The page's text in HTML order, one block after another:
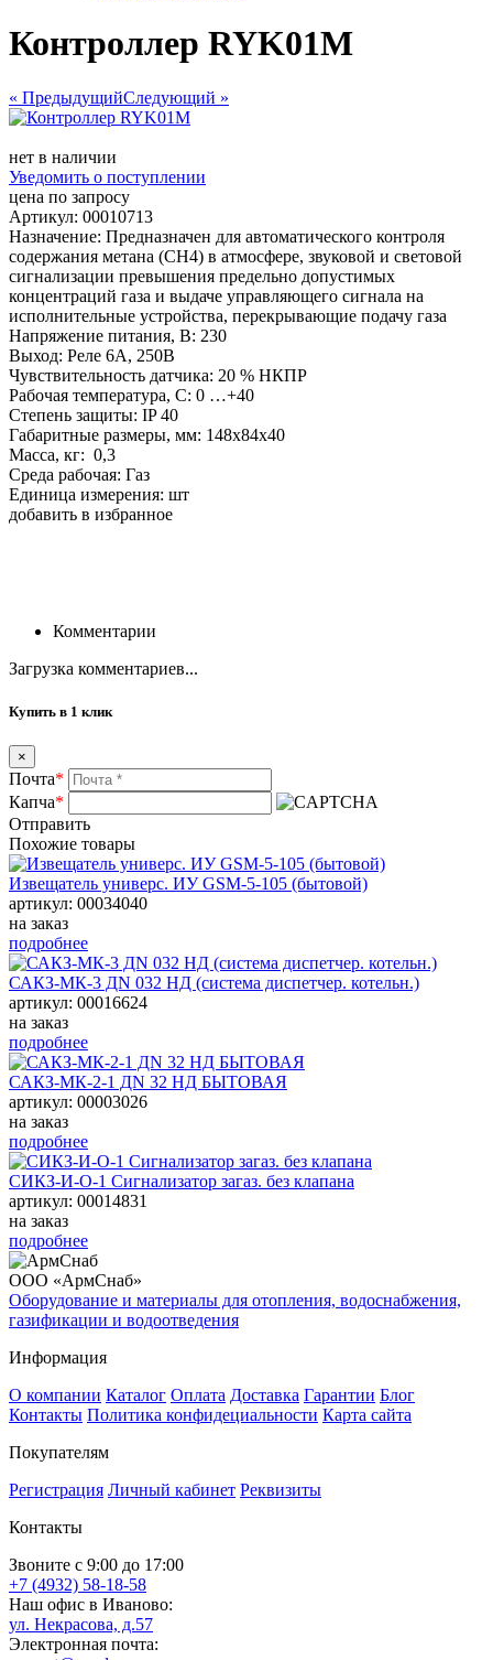
Контроллер RYK01M
« ПредыдущийСледующий »
нет в наличии
Уведомить о поступлении
цена по запросу
Артикул: 00010713
Назначение: Предназначен для автоматического контроля
содержания метана (CH4) в атмосфере, звуковой и световой
сигнализации превышения предельно допустимых
концентраций газа и выдаче управляющего сигнала на
исполнительные устройства, перекрывающие подачу газа
Напряжение питания, В: 230
Выход: Реле 6А, 250В
Чувствительность датчика: 20 % НКПР
Рабочая температура, С: 0 …+40
Степень защиты: IP 40
Габаритные размеры, мм: 148х84х40
Масса, кг: 0,3
Среда рабочая: Газ
Единица измерения: шт
добавить в избранное
Комментарии
Загрузка комментариев...
Купить в 1 клик
×
Почта*
Капча*
Отправить
Похожие товары
Извещатель универс. ИУ GSM-5-105 (бытовой)
артикул: 00034040
на заказ
подробнее
САКЗ-МК-3 ДN 032 НД (система диспетчер. котельн.)
артикул: 00016624
на заказ
подробнее
САКЗ-МК-2-1 ДN 32 НД БЫТОВАЯ
артикул: 00003026
на заказ
подробнее
СИКЗ-И-О-1 Сигнализатор загаз. без клапана
артикул: 00014831
на заказ
подробнее
ООО «АрмСнаб»
Оборудование и материалы для отопления, водоснабжения,
газификации и водоотведения
Информация
О компании Каталог Оплата Доставка Гарантии Блог
Контакты Политика конфидециальности Карта сайта
Покупателям
Регистрация Личный кабинет Реквизиты
Контакты
Звоните с 9:00 до 17:00
+7 (4932) 58-18-58
Наш офис в Иваново:
ул. Некрасова, д.57
Электронная почта: